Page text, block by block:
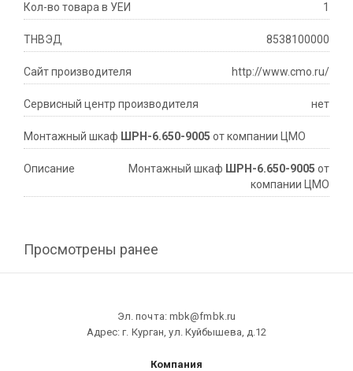
Кол-во товара в УЕИ 1
ТНВЭД 8538100000
Сайт производителя http://www.cmo.ru/
Сервисный центр производителя нет
Монтажный шкаф ШРН-6.650-9005 от компании ЦМО
Описание Монтажный шкаф ШРН-6.650-9005 от
компании ЦМО
Просмотрены ранее
Эл. почта: mbk@fmbk.ru
Адрес: г. Курган, ул. Куйбышева, д.12
Компания